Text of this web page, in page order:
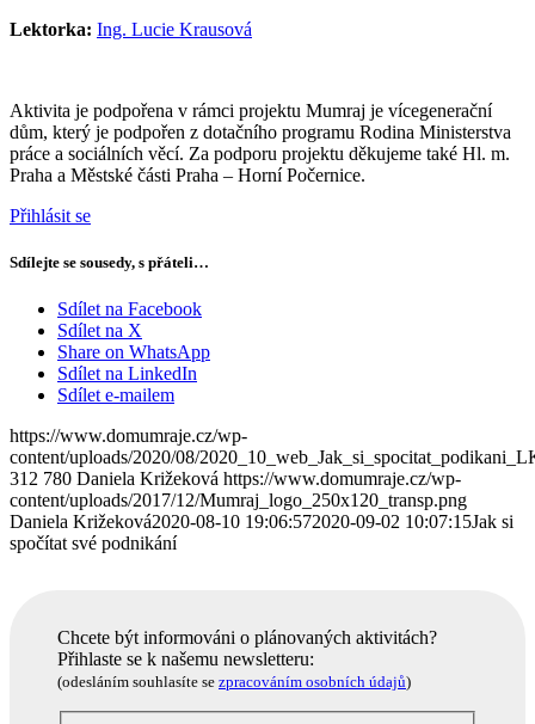
Lektorka: Ing. Lucie Krausová
Aktivita je podpořena v rámci projektu Mumraj je vícegenerační
dům, který je podpořen z dotačního programu Rodina Ministerstva
práce a sociálních věcí. Za podporu projektu děkujeme také Hl. m.
Praha a Městské části Praha – Horní Počernice.
Přihlásit se
Sdílejte se sousedy, s přáteli…
Sdílet na Facebook
Sdílet na X
Share on WhatsApp
Sdílet na LinkedIn
Sdílet e-mailem
https://www.domumraje.cz/wp-
content/uploads/2020/08/
312 780 Daniela Križeková https://www.domumraje.cz/wp-
content/uploads/2017/12/Mumraj_logo_250x120_transp.png
Daniela Križeková2020-08-10 19:06:572020-09-02 10:07:15Jak si
spočítat své podnikání
Chcete být informováni o plánovaných aktivitách?
Přihlaste se k našemu newsletteru:
(odesláním souhlasíte se zpracováním osobních údajů)